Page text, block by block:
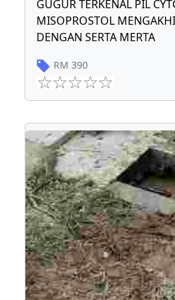
GUGUR TERKENAL PIL
MISOPROSTOL
DENGAN SERTA MERTA
RM 390